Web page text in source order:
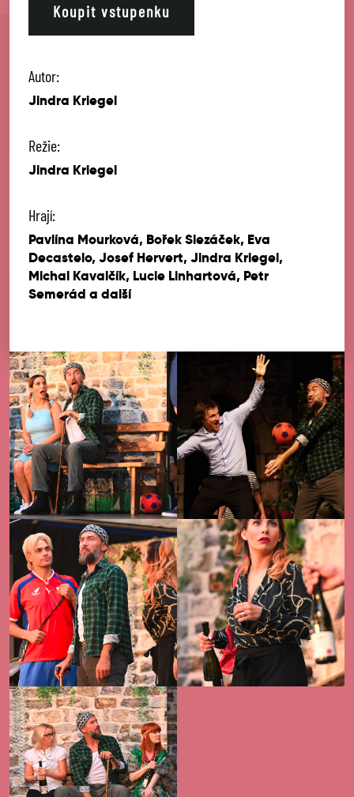
Koupit vstupenku
Autor:
Jindra Kriegel
Režie:
Jindra Kriegel
Hrají:
Pavlína Mourková, Bořek Slezáček, Eva
Decastelo, Josef Hervert, Jindra Kriegel,
Michal Kavalčík, Lucie Linhartová, Petr
Semerád a další